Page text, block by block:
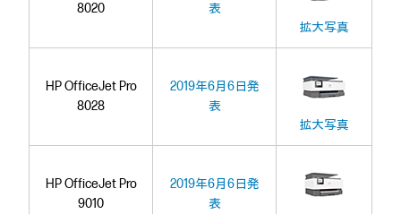
8020
表
拡大写真
HP OfficeJet Pro
8028
2019年6月6日発
表
拡大写真
HP OfficeJet Pro
9010
2019年6月6日発
表